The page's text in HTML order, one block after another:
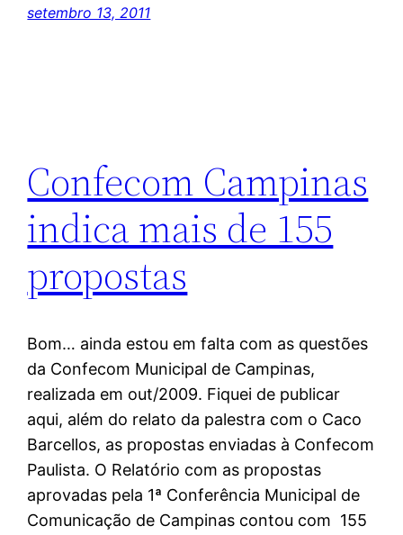
setembro 13, 2011
Confecom Campinas
indica mais de 155
propostas
Bom… ainda estou em falta com as questões
da Confecom Municipal de Campinas,
realizada em out/2009. Fiquei de publicar
aqui, além do relato da palestra com o Caco
Barcellos, as propostas enviadas à Confecom
Paulista. O Relatório com as propostas
aprovadas pela 1ª Conferência Municipal de
Comunicação de Campinas contou com 155